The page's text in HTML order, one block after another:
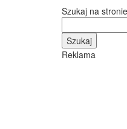
Szukaj na
Reklama